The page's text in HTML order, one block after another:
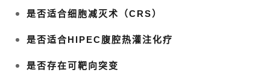
是否适合细胞减灭术（CRS）
是否适合HIPEC腹腔热灌注化疗
是否存在可靶向突变